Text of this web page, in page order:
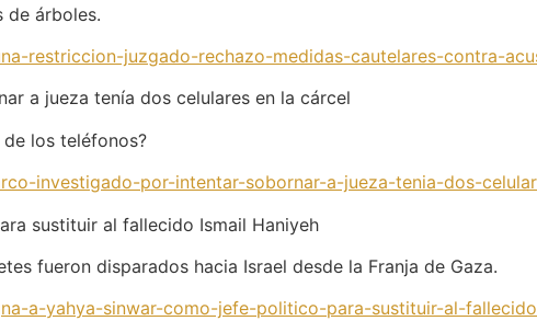
de árboles.
restriccion-juzgado-rechazo-medidas-cautelares-contra-
a jueza tenía dos celulares en la cárcel
los teléfonos?
investigado-por-intentar-sobornar-a-jueza-tenia-dos-
sustituir al fallecido Ismail Haniyeh
fueron disparados hacia Israel desde la Franja de Gaza.
a-yahya-sinwar-como-jefe-politico-para-sustituir-al-